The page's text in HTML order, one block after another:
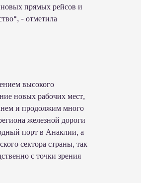
новых прямых рейсов и
- отметила
высокого
новых рабочих мест,
и продолжим много
железной дороги
порт в Анаклии, а
сектора страны, так
с точки зрения